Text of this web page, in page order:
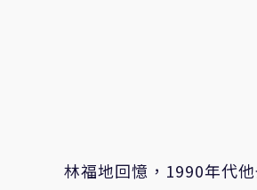
林福地回憶，1990年代